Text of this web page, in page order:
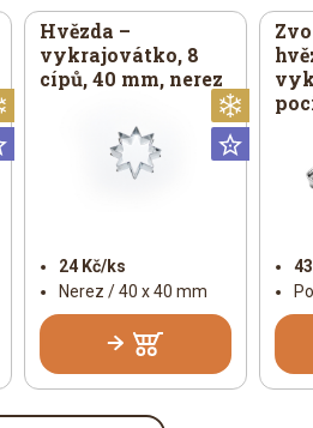
Universální
Hvězda –
vykrajovátko, 8
cípů, 40 mm, nerez
24 Kč/ks
Nerez / 40 x 40 mm